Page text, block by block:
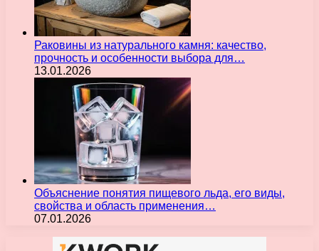
Раковины из натурального камня: качество,
прочность и особенности выбора для…
13.01.2026
Объяснение понятия пищевого льда, его виды,
свойства и область применения…
07.01.2026